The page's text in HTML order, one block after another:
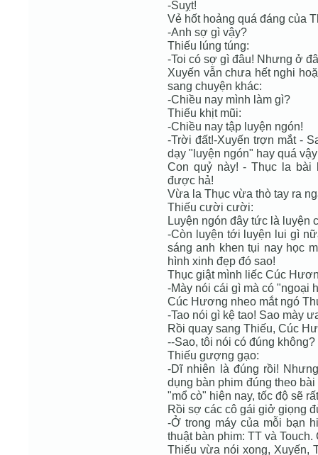
-Suỵt!
Vẻ hốt hoảng quá đáng của
-Anh sợ gì vậy?
Thiếu lúng túng:
-Toi có sợ gì đâu! Nhưng ở
Xuyến vẫn chưa hết nghi
sang chuyện khác:
-Chiều nay mình làm gì?
Thiếu khịt mũi:
-Chiều nay tập luyện ngón!
-Trời đất!-Xuyến trợn mắt -
dạy "luyện ngón" hay quá
Con quỷ này! - Thục la bài
được hả!
Vừa la Thục vừa thò tay ra
Thiếu cười cười:
Luyện ngón đây tức là luyện
-Còn luyện tới luyện lui gì
sáng anh khen tụi nay học
hình xinh đẹp đó sao!
Thục giật mình liếc Cúc
-Mày nói cái gì mà có "ngoại
Cúc Hương nheo mắt ngó
-Tao nói gì kệ tao! Sao mày
Rồi quay sang Thiếu, Cúc
--Sao, tôi nói có đúng không?
Thiếu gượng gạo:
-Dĩ nhiên là đúng rồi!
dụng bàn phim đúng theo
"mổ cò" hiện nay, tốc độ sẽ
Rồi sợ các cô gái giở giọng
-Ở trong máy của mỗi bạn
thuật bàn phim: TT và
Thiếu vừa nói xong, Xuyến,